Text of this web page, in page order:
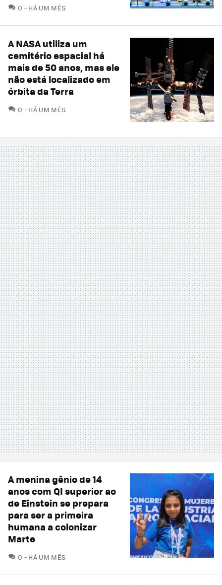
0 COMENTÁRIOS
HÁ UM MÊS
A NASA utiliza um
cemitério espacial há
mais de 50 anos, mas ele
não está localizado em
órbita da Terra
0 COMENTÁRIOS
HÁ UM MÊS
A menina gênio de 14
anos com QI superior ao
de Einstein se prepara
para ser a primeira
humana a colonizar
Marte
0 COMENTÁRIOS
HÁ UM MÊS